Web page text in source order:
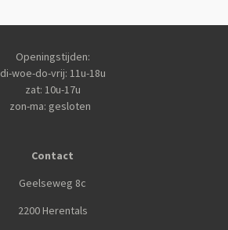
Openingstijden:
di-woe-do-vrij: 11u-18u
zat: 10u-17u
zon-ma: gesloten
Contact
Geelseweg 8c
2200 Herentals